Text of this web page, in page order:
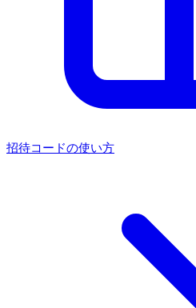
招待コードの使い方